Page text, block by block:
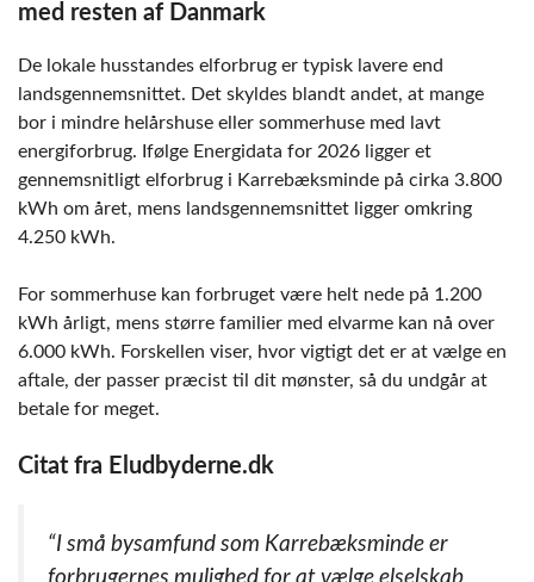
med resten af Danmark
De lokale husstandes elforbrug er typisk lavere end
landsgennemsnittet. Det skyldes blandt andet, at mange
bor i mindre helårshuse eller sommerhuse med lavt
energiforbrug. Ifølge Energidata for 2026 ligger et
gennemsnitligt elforbrug i Karrebæksminde på cirka 3.800
kWh om året, mens landsgennemsnittet ligger omkring
4.250 kWh.
For sommerhuse kan forbruget være helt nede på 1.200
kWh årligt, mens større familier med elvarme kan nå over
6.000 kWh. Forskellen viser, hvor vigtigt det er at vælge en
aftale, der passer præcist til dit mønster, så du undgår at
betale for meget.
Citat fra Eludbyderne.dk
“I små bysamfund som Karrebæksminde er